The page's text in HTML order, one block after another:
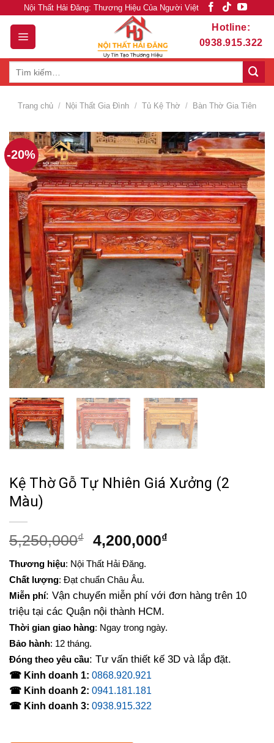
content
Nội Thất Hải Đăng: Thương Hiệu Của Người Việt
Hotline:
0938.915.322
Trang chủ / Nội Thất Gia Đình / Tủ Kệ Thờ / Bàn Thờ Gia Tiên
-20%
Kệ Thờ Gỗ Tự Nhiên Giá Xưởng (2
Màu)
5,250,000₫
Giá
là:
5,250,000₫.
4,200,000₫Giá
4,200,000₫.
Thương hiệu: Nội Thất Hải Đăng.
Chất lượng: Đạt chuẩn Châu Âu.
Miễn phí: Vận chuyển miễn phí với đơn hàng trên 10
triệu tại các Quận nội thành HCM.
Thời gian giao hàng: Ngay trong ngày.
Bảo hành: 12 tháng.
Đóng theo yêu cầu: Tư vấn thiết kế 3D và lắp đặt.
☎ Kinh doanh 1: 0868.920.921
☎ Kinh doanh 2: 0941.181.181
☎ Kinh doanh 3: 0938.915.322